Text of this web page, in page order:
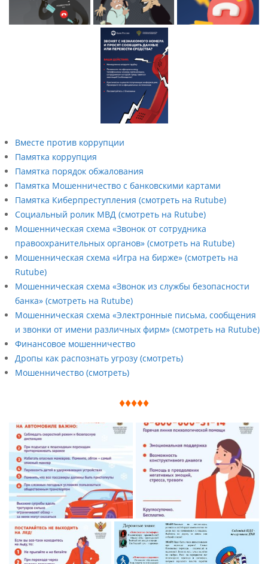
Вместе против коррупции
Памятка коррупция
Памятка порядок обжалования
Памятка Мошенничество с банковскими картами
Памятка Киберпреступления (смотреть на Rutube)
Социальный ролик МВД (смотреть на Rutube)
Мошенническая схема «Звонок от сотрудника
правоохранительных органов» (смотреть на Rutube)
Мошенническая схема «Игра на бирже» (смотреть на
Rutube)
Мошенническая схема «Звонок из службы безопасности
банка» (смотреть на Rutube)
Мошенническая схема «Электронные письма, сообщения
и звонки от имени различных фирм» (смотреть на Rutube)
Финансовое мошенничество
Дропы как распознать угрозу (смотреть)
Мошенничество (смотреть)
♦♦♦♦♦